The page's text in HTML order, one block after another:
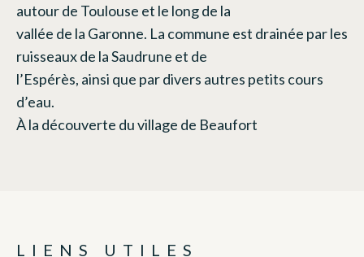
autour de Toulouse et le long de la
vallée de la Garonne. La commune est drainée par les
ruisseaux de la Saudrune et de
l’Espérès, ainsi que par divers autres petits cours
d’eau.
À la découverte du village de Beaufort
LIENS UTILES